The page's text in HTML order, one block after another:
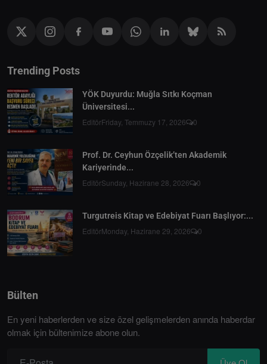
Trending Posts
YÖK Duyurdu: Muğla Sıtkı Koçman
Üniversitesi...
EditörFriday, Temmuzy 17, 2026 0
Prof. Dr. Ceyhun Özçelik’ten Akademik
Kariyerinde...
EditörSunday, Hazirane 28, 2026 0
Turgutreis Kitap ve Edebiyat Fuarı Başlıyor:...
EditörMonday, Hazirane 29, 2026 0
Bülten
En yeni haberlerden ve size özel gelişmelerden anında haberdar
olmak için bültenimize abone olun.